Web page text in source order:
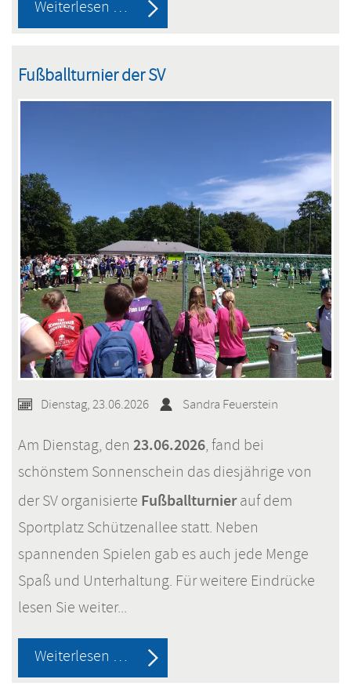
Weiterlesen … Schwarzenbeker
Tischtennis-
werden
Berlin
Fußballturnier der SV
Dienstag, 23.06.2026 Sandra Feuerstein
Am Dienstag, den 23.06.2026, fand bei
schönstem Sonnenschein das diesjährige von
der SV organisierte Fußballturnierauf dem
Sportplatz Schützenallee statt. Neben
spannenden Spielen gab es auch jede Menge
Spaß und Unterhaltung. Für weitere Eindrücke
lesen Sie weiter...
Weiterlesen … Fußballturnier
der